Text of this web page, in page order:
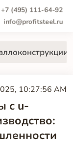
+7 (495) 111-64-92
info@profitsteel.ru
10:27:56 AM
с u-